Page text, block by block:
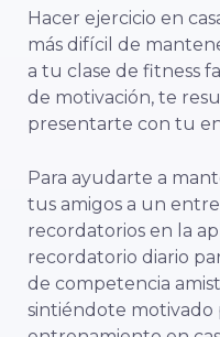
Hacer ejercicio en
más difícil de
a tu clase de fitness
de motivación, te
presentarte con tu
Para ayudarte a
tus amigos a un
recordatorios en la
recordatorio diario
de competencia
sintiéndote motivado